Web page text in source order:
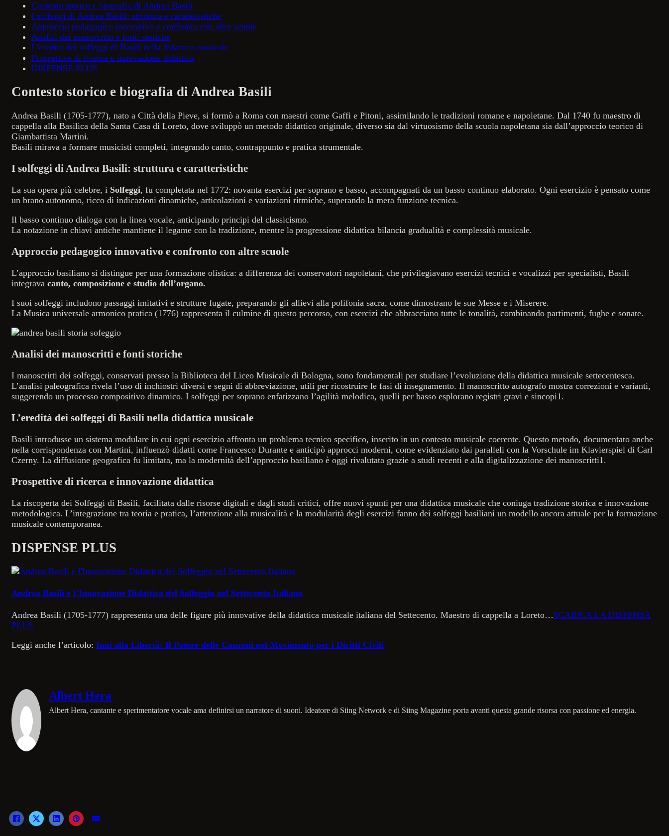
Contesto storico e biografia di Andrea Basili
I solfeggi di Andrea Basili: struttura e caratteristiche
Approccio pedagogico innovativo e confronto con altre scuole
Analisi dei manoscritti e fonti storiche
L’eredità dei solfeggi di Basili nella didattica musicale
Prospettive di ricerca e innovazione didattica
DISPENSE PLUS
Contesto storico e biografia di Andrea Basili
Andrea Basili (1705-1777), nato a Città della Pieve, si formò a Roma con maestri come Gaffi e Pitoni, assimilando le tradizioni romane e napoletane. Dal 1740 fu maestro di
cappella alla Basilica della Santa Casa di Loreto, dove sviluppò un metodo didattico originale, diverso sia dal virtuosismo della scuola napoletana sia dall’approccio teorico di
Giambattista Martini.
Basili mirava a formare musicisti completi, integrando canto, contrappunto e pratica strumentale.
I solfeggi di Andrea Basili: struttura e caratteristiche
La sua opera più celebre, i Solfeggi, fu completata nel 1772: novanta esercizi per soprano e basso, accompagnati da un basso continuo elaborato. Ogni esercizio è pensato come
un brano autonomo, ricco di indicazioni dinamiche, articolazioni e variazioni ritmiche, superando la mera funzione tecnica.
Il basso continuo dialoga con la linea vocale, anticipando principi del classicismo.
La notazione in chiavi antiche mantiene il legame con la tradizione, mentre la progressione didattica bilancia gradualità e complessità musicale.
Approccio pedagogico innovativo e confronto con altre scuole
L’approccio basiliano si distingue per una formazione olistica: a differenza dei conservatori napoletani, che privilegiavano esercizi tecnici e vocalizzi per specialisti, Basili
integrava canto, composizione e studio dell’organo.
I suoi solfeggi includono passaggi imitativi e strutture fugate, preparando gli allievi alla polifonia sacra, come dimostrano le sue Messe e i Miserere.
La Musica universale armonico pratica (1776) rappresenta il culmine di questo percorso, con esercizi che abbracciano tutte le tonalità, combinando partimenti, fughe e sonate.
Analisi dei manoscritti e fonti storiche
I manoscritti dei solfeggi, conservati presso la Biblioteca del Liceo Musicale di Bologna, sono fondamentali per studiare l’evoluzione della didattica musicale settecentesca.
L’analisi paleografica rivela l’uso di inchiostri diversi e segni di abbreviazione, utili per ricostruire le fasi di insegnamento. Il manoscritto autografo mostra correzioni e varianti,
suggerendo un processo compositivo dinamico. I solfeggi per soprano enfatizzano l’agilità melodica, quelli per basso esplorano registri gravi e sincopi1.
L’eredità dei solfeggi di Basili nella didattica musicale
Basili introdusse un sistema modulare in cui ogni esercizio affronta un problema tecnico specifico, inserito in un contesto musicale coerente. Questo metodo, documentato anche
nella corrispondenza con Martini, influenzò didatti come Francesco Durante e anticipò approcci moderni, come evidenziato dai paralleli con la Vorschule im Klavierspiel di Carl
Czerny. La diffusione geografica fu limitata, ma la modernità dell’approccio basiliano è oggi rivalutata grazie a studi recenti e alla digitalizzazione dei manoscritti1.
Prospettive di ricerca e innovazione didattica
La riscoperta dei Solfeggi di Basili, facilitata dalle risorse digitali e dagli studi critici, offre nuovi spunti per una didattica musicale che coniuga tradizione storica e innovazione
metodologica. L’integrazione tra teoria e pratica, l’attenzione alla musicalità e la modularità degli esercizi fanno dei solfeggi basiliani un modello ancora attuale per la formazione
musicale contemporanea.
DISPENSE PLUS
Andrea Basili e l’Innovazione Didattica del Solfeggio nel Settecento Italiano
Andrea Basili (1705-1777) rappresenta una delle figure più innovative della didattica musicale italiana del Settecento. Maestro di cappella a Loreto…SCARICA LA DISPENSA
PLUS
Leggi anche l’articolo: Inni alla Libertà: Il Potere delle Canzoni nel Movimento per i Diritti Civili
Albert Hera
Albert Hera, cantante e sperimentatore vocale ama definirsi un narratore di suoni. Ideatore di Siing Network e di Siing Magazine porta avanti questa grande risorsa con passione ed energia.